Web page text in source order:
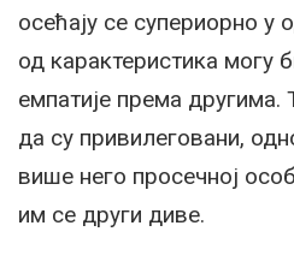
осећају се супериорно у
од карактеристика могу
емпатије према другима.
да су привилеговани,
више него просечној
им се други диве.